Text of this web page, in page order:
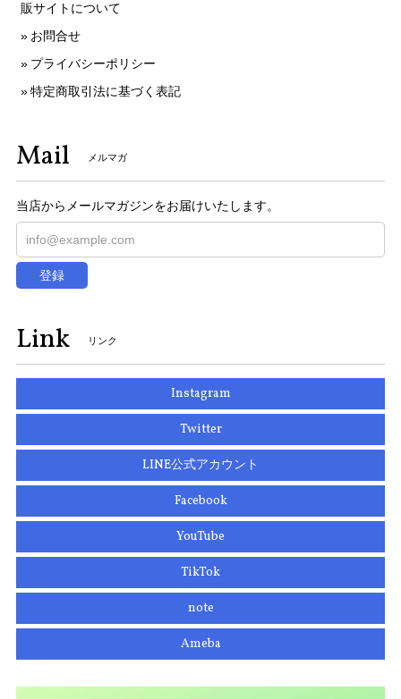
販サイトについて
お問合せ
プライバシーポリシー
特定商取引法に基づく表記
Mail メルマガ
当店からメールマガジンをお届けいたします。
登録
Link リンク
Instagram
Twitter
LINE公式アカウント
Facebook
YouTube
TikTok
note
Ameba